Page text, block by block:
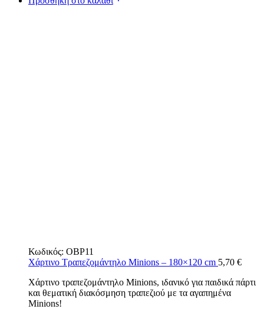
Κωδικός: OBP11
Χάρτινο Τραπεζομάντηλο Minions – 180×120 cm 5,70 €
Χάρτινο τραπεζομάντηλο Minions, ιδανικό για παιδικά πάρτι
και θεματική διακόσμηση τραπεζιού με τα αγαπημένα
Minions!